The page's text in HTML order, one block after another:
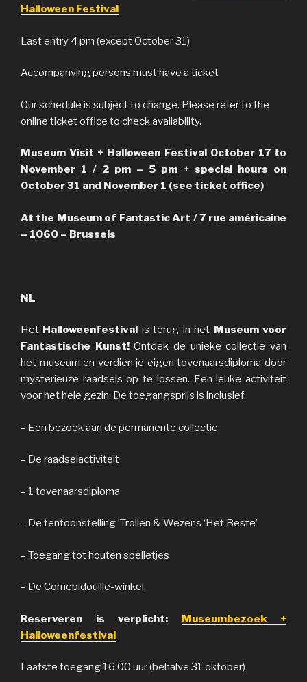
Halloween Festival
Last entry 4 pm (except October 31)
Accompanying persons must have a ticket
Our schedule is subject to change. Please refer to the
online ticket office to check availability.
Museum Visit + Halloween Festival October 17 to
November 1 / 2 pm – 5 pm + special hours on
October 31 and November 1 (see ticket office)
At the Museum of Fantastic Art / 7 rue américaine
– 1060 – Brussels
NL
Het Halloweenfestival is terug in het Museum voor
Fantastische Kunst!Ontdek de unieke collectie van
het museum en verdien je eigen tovenaarsdiploma door
mysterieuze raadsels op te lossen. Een leuke activiteit
voor het hele gezin. De toegangsprijs is inclusief:
– Een bezoek aan de permanente collectie
– De raadselactiviteit
– 1 tovenaarsdiploma
– De tentoonstelling ‘Trollen & Wezens ‘Het Beste’
– Toegang tot houten spelletjes
– De Cornebidouille-winkel
Reserveren is verplicht: Museumbezoek +
Halloweenfestival
Laatste toegang 16:00 uur (behalve 31 oktober)